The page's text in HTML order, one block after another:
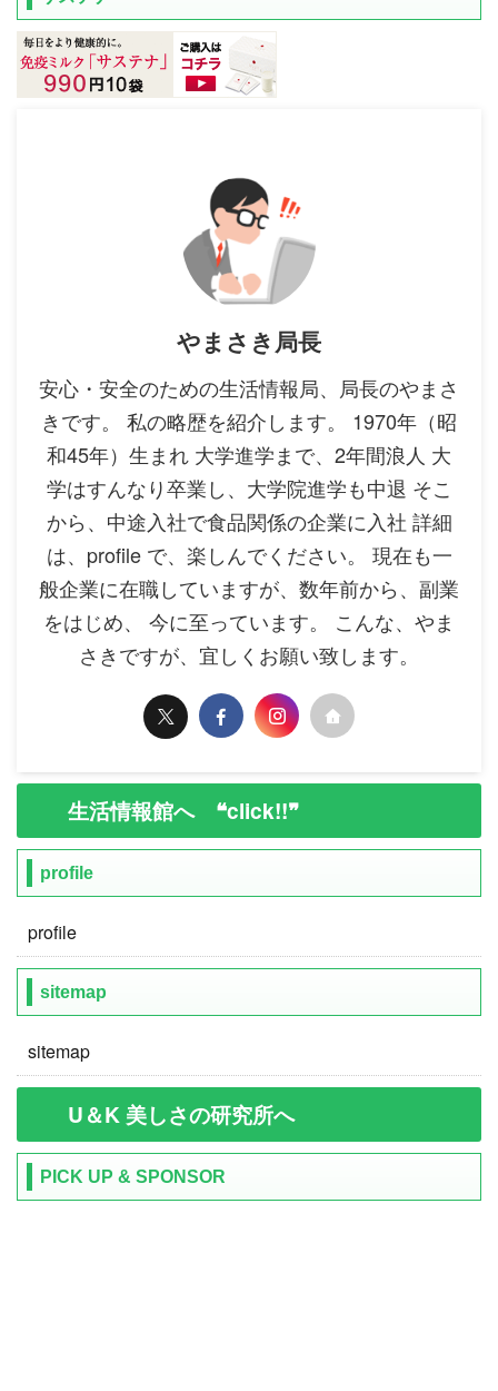
やまさき局長
安心・安全のための生活情報局、局長のやまさ
きです。 私の略歴を紹介します。 1970年（昭
和45年）生まれ 大学進学まで、2年間浪人 大
学はすんなり卒業し、大学院進学も中退 そこ
から、中途入社で食品関係の企業に入社 詳細
は、profile で、楽しんでください。 現在も一
般企業に在職していますが、数年前から、副業
をはじめ、 今に至っています。 こんな、やま
さきですが、宜しくお願い致します。
生活情報館へ ❝click!!❞
profile
profile
sitemap
sitemap
U＆K 美しさの研究所へ
PICK UP & SPONSOR